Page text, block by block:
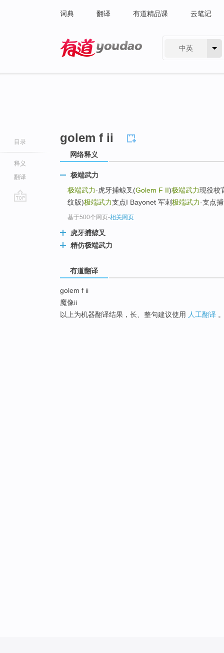
词典 翻译 有道精品课 云笔记
中英
目录
释义
翻译
golem f ii
网络释义
极端武力
极端武力-虎牙捕鲸叉(Golem F II)极端武力现役校
纹版)极端武力支点I Bayonet 军刺极端武力-支点
基于500个网页-相关网页
虎牙捕鲸叉
精仿极端武力
有道翻译
golem f ii
魔像ii
以上为机器翻译结果，长、整句建议使用 人工翻译